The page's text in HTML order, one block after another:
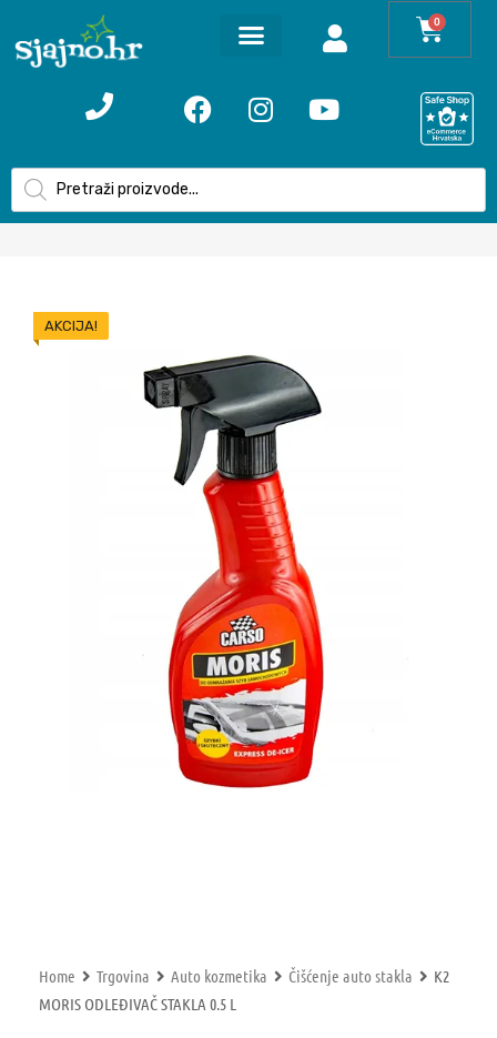
0
Home Trgovina Auto kozmetika Čišćenje auto stakla
K2
MORIS ODLEĐIVAČ STAKLA 0.5 L
AKCIJA!